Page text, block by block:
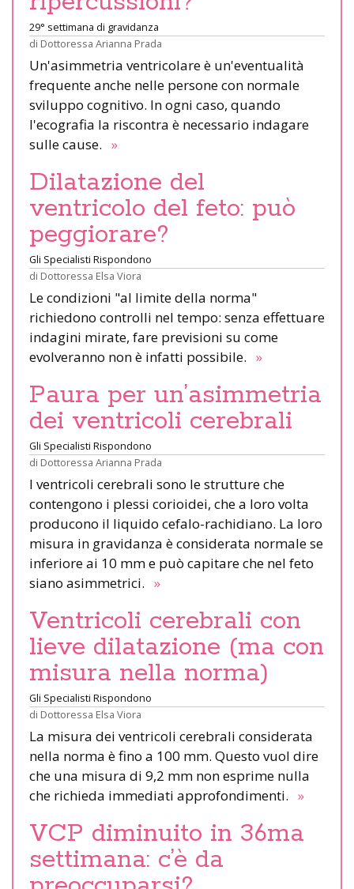
29° settimana di gravidanza
di Dottoressa Arianna Prada
Un'asimmetria ventricolare è un'eventualità
frequente anche nelle persone con normale
sviluppo cognitivo. In ogni caso, quando
l'ecografia la riscontra è necessario indagare
sulle cause. »
Dilatazione del
ventricolo del feto: può
peggiorare?
Gli Specialisti Rispondono
di Dottoressa Elsa Viora
Le condizioni "al limite della norma"
richiedono controlli nel tempo: senza effettuare
indagini mirate, fare previsioni su come
evolveranno non è infatti possibile. »
Paura per un’asimmetria
dei ventricoli cerebrali
Gli Specialisti Rispondono
di Dottoressa Arianna Prada
I ventricoli cerebrali sono le strutture che
contengono i plessi corioidei, che a loro volta
producono il liquido cefalo-rachidiano. La loro
misura in gravidanza è considerata normale se
inferiore ai 10 mm e può capitare che nel feto
siano asimmetrici. »
Ventricoli cerebrali con
lieve dilatazione (ma con
misura nella norma)
Gli Specialisti Rispondono
di Dottoressa Elsa Viora
La misura dei ventricoli cerebrali considerata
nella norma è fino a 100 mm. Questo vuol dire
che una misura di 9,2 mm non esprime nulla
che richieda immediati approfondimenti. »
VCP diminuito in 36ma
settimana: c’è da